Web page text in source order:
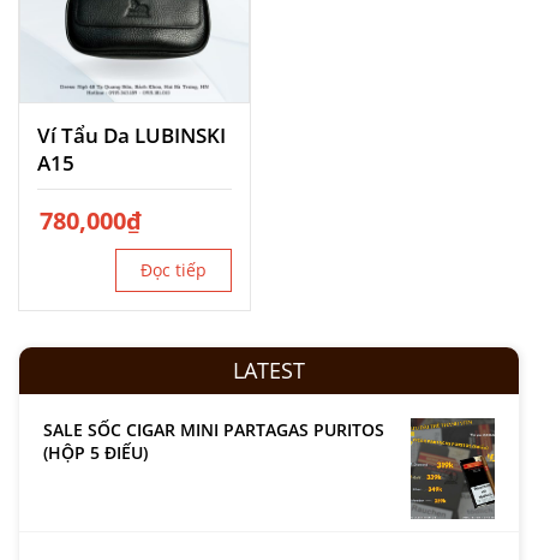
Ví Tẩu Da LUBINSKI
A15
780,000₫
Đọc tiếp
LATEST
SALE SỐC CIGAR MINI PARTAGAS PURITOS
(HỘP 5 ĐIẾU)